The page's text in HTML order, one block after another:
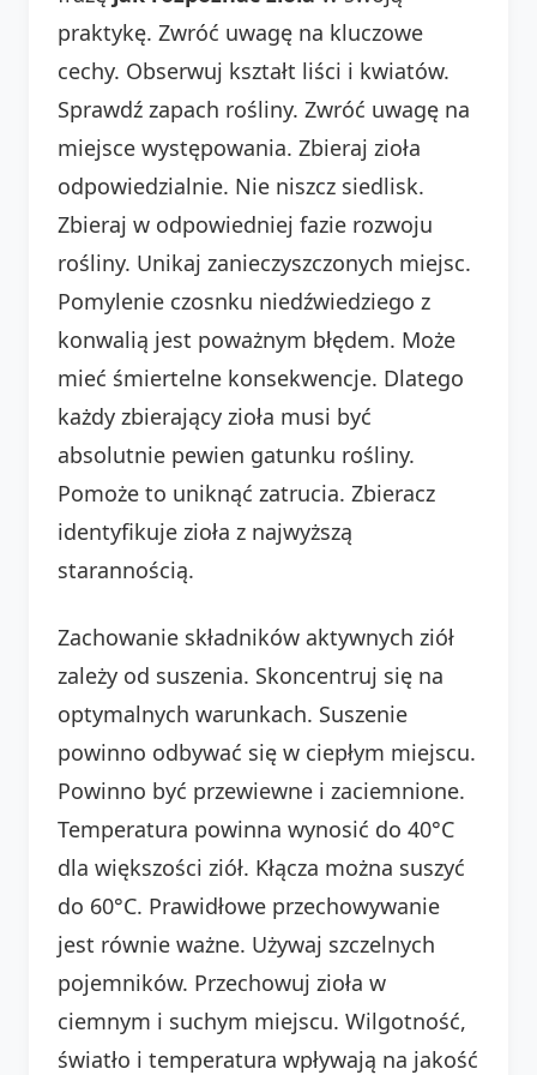
praktykę. Zwróć uwagę na kluczowe
cechy. Obserwuj kształt liści i kwiatów.
Sprawdź zapach rośliny. Zwróć uwagę na
miejsce występowania. Zbieraj zioła
odpowiedzialnie. Nie niszcz siedlisk.
Zbieraj w odpowiedniej fazie rozwoju
rośliny. Unikaj zanieczyszczonych miejsc.
Pomylenie czosnku niedźwiedziego z
konwalią jest poważnym błędem. Może
mieć śmiertelne konsekwencje. Dlatego
każdy zbierający zioła musi być
absolutnie pewien gatunku rośliny.
Pomoże to uniknąć zatrucia. Zbieracz
identyfikuje zioła z najwyższą
starannością.
Zachowanie składników aktywnych ziół
zależy od suszenia. Skoncentruj się na
optymalnych warunkach. Suszenie
powinno odbywać się w ciepłym miejscu.
Powinno być przewiewne i zaciemnione.
Temperatura powinna wynosić do 40°C
dla większości ziół. Kłącza można suszyć
do 60°C. Prawidłowe przechowywanie
jest równie ważne. Używaj szczelnych
pojemników. Przechowuj zioła w
ciemnym i suchym miejscu. Wilgotność,
światło i temperatura wpływają na jakość